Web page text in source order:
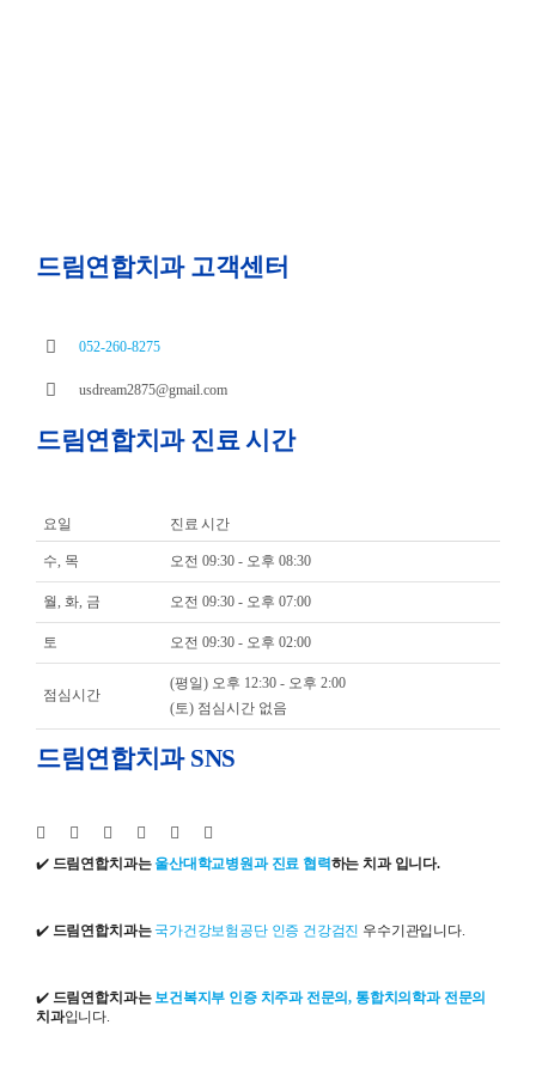
드림연합치과 고객센터
052-260-8275
usdream2875@gmail.com
드림연합치과 진료 시간
요일 진료 시간
수, 목 오전 09:30 - 오후 08:30
월, 화, 금 오전 09:30 - 오후 07:00
토 오전 09:30 - 오후 02:00
점심시간
(평일) 오후 12:30 - 오후 2:00
(토) 점심시간 없음
드림연합치과 SNS
✔️ 드림연합치과는 울산대학교병원과 진료 협력하는 치과 입니다.
✔️ 드림연합치과는 국가건강보험공단 인증 건강검진 우수기관입니다.
✔️ 드림연합치과는보건복지부 인증 치주과 전문의, 통합치의학과 전문의
치과입니다.